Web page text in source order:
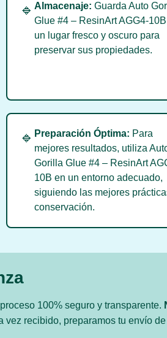
🔹 Almacenaje: Guarda Auto
Glue #4 – ResinArt AGG4-
un lugar fresco y oscuro para
preservar sus propiedades.
🔹 Preparación Óptima: Para
mejores resultados, utiliza
Gorilla Glue #4 – ResinArt
10B en un entorno adecuado,
siguiendo las mejores
conservación.
100% seguro y transparente.
recibido, preparamos tu envío